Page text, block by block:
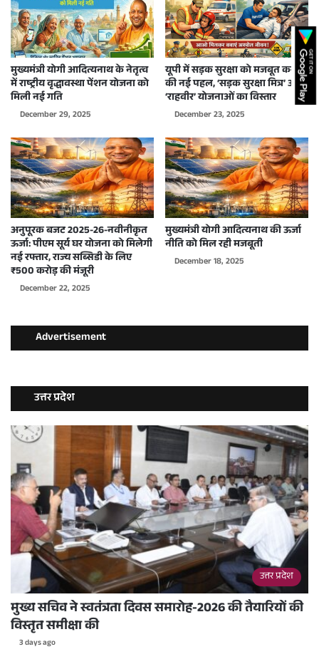
मुख्यमंत्री योगी आदित्यनाथ के नेतृत्व
में राष्ट्रीय वृद्धावस्था पेंशन योजना को
मिली नई गति
December 29, 2025
यूपी में सड़क सुरक्षा को मजबूत करने
की नई पहल, ‘सड़क सुरक्षा मित्र’ और
‘राहवीर’ योजनाओं का विस्तार
December 23, 2025
अनुपूरक बजट 2025-26-नवीनीकृत
ऊर्जा: पीएम सूर्य घर योजना को मिलेगी
नई रफ्तार, राज्य सब्सिडी के लिए
₹500 करोड़ की मंजूरी
December 22, 2025
मुख्यमंत्री योगी आदित्यनाथ की ऊर्जा
नीति को मिल रही मजबूती
December 18, 2025
Advertisement
उत्तर प्रदेश
उत्तर प्रदेश
मुख्य सचिव ने स्वतंत्रता दिवस समारोह-2026 की तैयारियों की
विस्तृत समीक्षा की
3 days ago